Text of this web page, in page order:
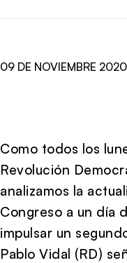
09 DE NOVIEMBRE 2020
Como todos los
Revolución
analizamos la
Congreso a un día
impulsar un
Pablo Vidal (RD)